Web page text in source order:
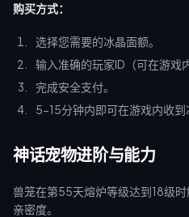
购买方式：
选择您需要的冰晶面额。
输入准确的玩家ID（可在游戏
完成安全支付。
5-15分钟内即可在游戏内收到
神话宠物进阶与能力
兽笼在第55天熔炉等级达到18级
亲密度。